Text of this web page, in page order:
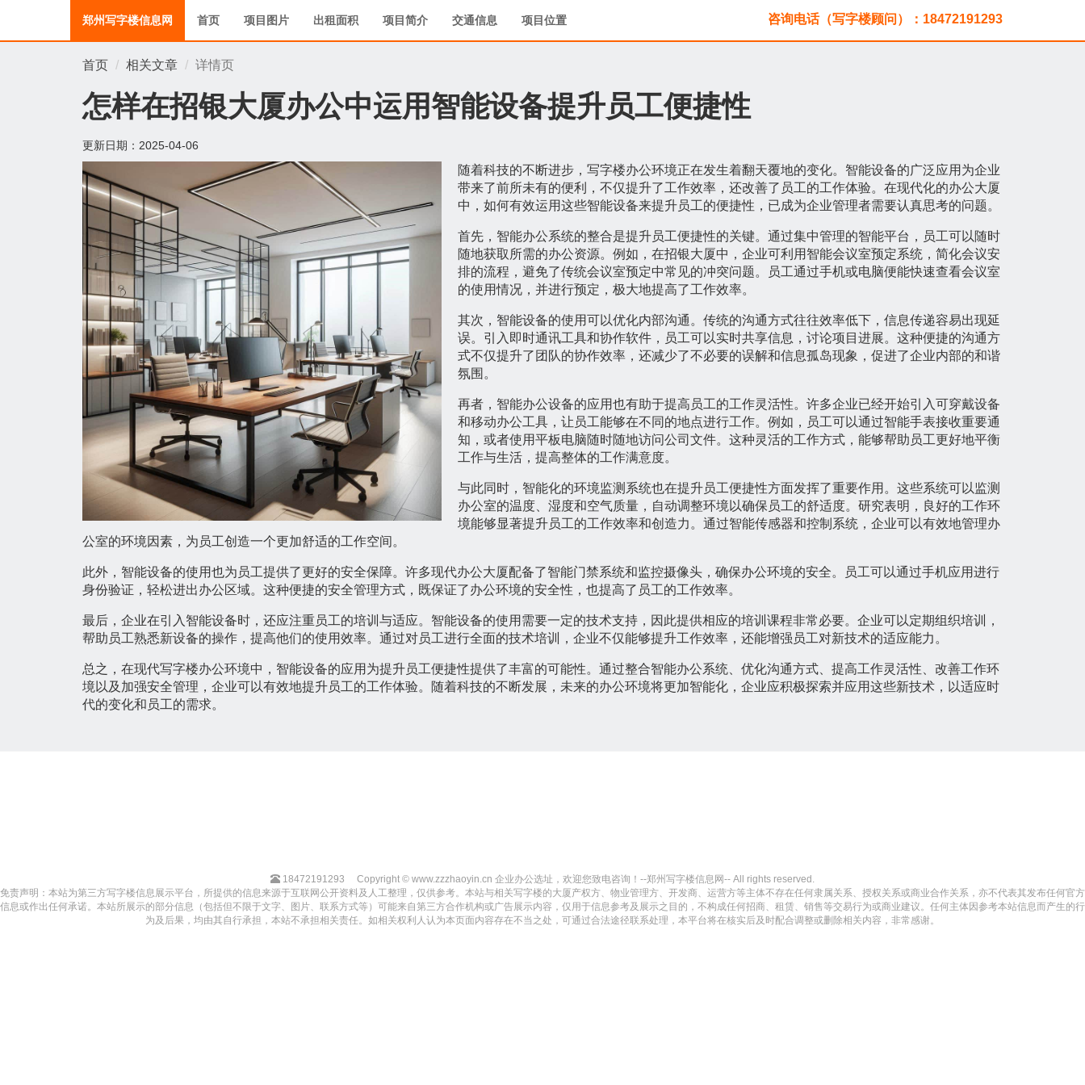
郑州写字楼信息网 首页 项目图片 出租面积 项目简介 交通信息 项目位置 咨询电话（写字楼顾问）：18472191293
首页 相关文章 详情页
怎样在招银大厦办公中运用智能设备提升员工便捷性
更新日期： 2025-04-06
随着科技的不断进步，写字楼办公环境正在发生着翻天覆地的变化。智能设备的广泛应用为企业
带来了前所未有的便利，不仅提升了工作效率，还改善了员工的工作体验。在现代化的办公大厦
中，如何有效运用这些智能设备来提升员工的便捷性，已成为企业管理者需要认真思考的问题。
首先，智能办公系统的整合是提升员工便捷性的关键。通过集中管理的智能平台，员工可以随时
随地获取所需的办公资源。例如，在招银大厦中，企业可利用智能会议室预定系统，简化会议安
排的流程，避免了传统会议室预定中常见的冲突问题。员工通过手机或电脑便能快速查看会议室
的使用情况，并进行预定，极大地提高了工作效率。
其次，智能设备的使用可以优化内部沟通。传统的沟通方式往往效率低下，信息传递容易出现延
误。引入即时通讯工具和协作软件，员工可以实时共享信息，讨论项目进展。这种便捷的沟通方
式不仅提升了团队的协作效率，还减少了不必要的误解和信息孤岛现象，促进了企业内部的和谐
氛围。
再者，智能办公设备的应用也有助于提高员工的工作灵活性。许多企业已经开始引入可穿戴设备
和移动办公工具，让员工能够在不同的地点进行工作。例如，员工可以通过智能手表接收重要通
知，或者使用平板电脑随时随地访问公司文件。这种灵活的工作方式，能够帮助员工更好地平衡
工作与生活，提高整体的工作满意度。
与此同时，智能化的环境监测系统也在提升员工便捷性方面发挥了重要作用。这些系统可以监测
办公室的温度、湿度和空气质量，自动调整环境以确保员工的舒适度。研究表明，良好的工作环
境能够显著提升员工的工作效率和创造力。通过智能传感器和控制系统，企业可以有效地管理办
公室的环境因素，为员工创造一个更加舒适的工作空间。
此外，智能设备的使用也为员工提供了更好的安全保障。许多现代办公大厦配备了智能门禁系统和监控摄像头，确保办公环境的安全。员工可以通过手机应用进行
身份验证，轻松进出办公区域。这种便捷的安全管理方式，既保证了办公环境的安全性，也提高了员工的工作效率。
最后，企业在引入智能设备时，还应注重员工的培训与适应。智能设备的使用需要一定的技术支持，因此提供相应的培训课程非常必要。企业可以定期组织培训，
帮助员工熟悉新设备的操作，提高他们的使用效率。通过对员工进行全面的技术培训，企业不仅能够提升工作效率，还能增强员工对新技术的适应能力。
总之，在现代写字楼办公环境中，智能设备的应用为提升员工便捷性提供了丰富的可能性。通过整合智能办公系统、优化沟通方式、提高工作灵活性、改善工作环
境以及加强安全管理，企业可以有效地提升员工的工作体验。随着科技的不断发展，未来的办公环境将更加智能化，企业应积极探索并应用这些新技术，以适应时
代的变化和员工的需求。
18472191293
Copyright © www.zzzhaoyin.cn 企业办公选址，欢迎您致电咨询！--郑州写字楼信息网-- All rights reserved.
免责声明：本站为第三方写字楼信息展示平台，所提供的信息来源于互联网公开资料及人工整理，仅供参考。本站与相关写字楼的大厦产权方、物业管理方、开发商、运营方等主体不存在任何隶属关系、授权关系或商业合作关系，亦不代表其发布任何官方
信息或作出任何承诺。本站所展示的部分信息（包括但不限于文字、图片、联系方式等）可能来自第三方合作机构或广告展示内容，仅用于信息参考及展示之目的，不构成任何招商、租赁、销售等交易行为或商业建议。任何主体因参考本站信息而产生的行
为及后果，均由其自行承担，本站不承担相关责任。如相关权利人认为本页面内容存在不当之处，可通过合法途径联系处理，本平台将在核实后及时配合调整或删除相关内容，非常感谢。